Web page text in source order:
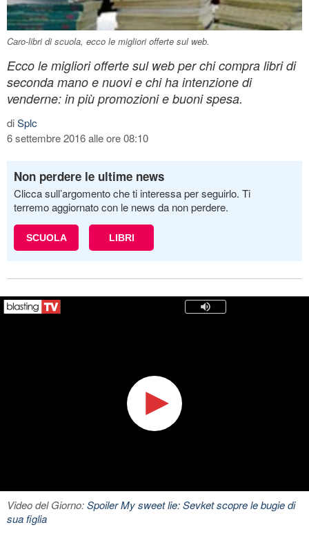
Caro-libri di scuola, ecco le migliori offerte sul web.
Ecco le migliori offerte sul web per chi compra libri di
seconda mano e nuovi e chi ha intenzione di
venderne: in più promozioni e buoni spesa.
diSplc
6 settembre 2016 alle ore 08:10
Non perdere le ultime news
Clicca sull’argomento che ti interessa per seguirlo. Ti
terremo aggiornato con le news da non perdere.
SCUOLA LIBRI
Video del Giorno:Spoiler My sweet lie: Sevket scopre le bugie di
sua figlia